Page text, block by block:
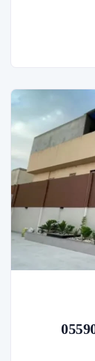
ت: 0559002951